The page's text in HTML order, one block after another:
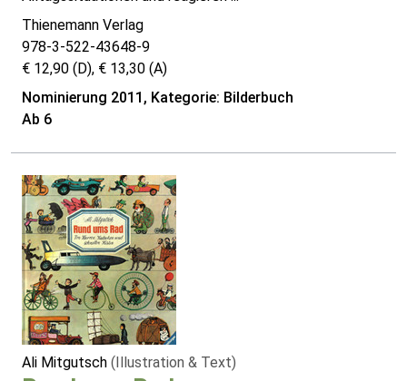
Thienemann Verlag
978-3-522-43648-9
€ 12,90 (D), € 13,30 (A)
Nominierung 2011, Kategorie: Bilderbuch
Ab 6
Ali Mitgutsch (Illustration & Text)